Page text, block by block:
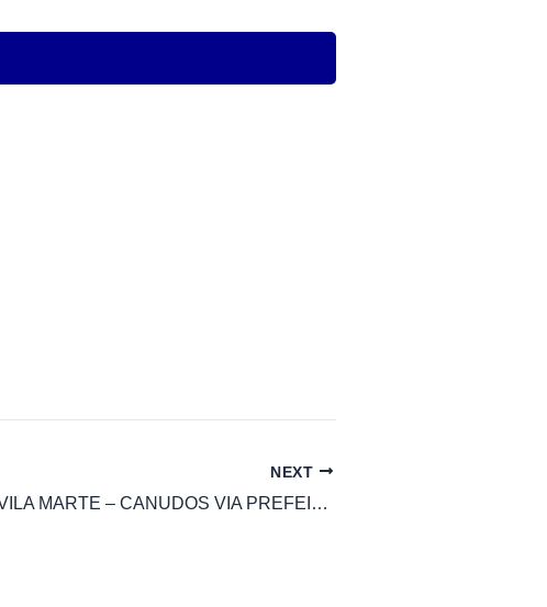
NEXT
S61B – VILA MARTE – CANUDOS VIA PREFEITURA